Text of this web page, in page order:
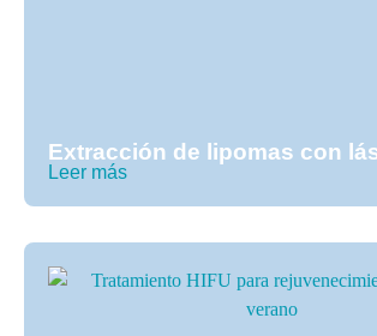
Extracción de lipomas con
Leer más